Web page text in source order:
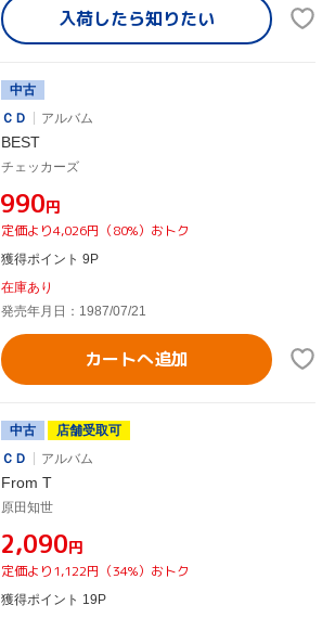
入荷したら知りたい
中古
ＣＤ
アルバム
BEST
チェッカーズ
¥990円
定価より4,026円（80%）おトク
獲得ポイント 9P
在庫あり
発売年月日：1987/07/21
カートへ追加
中古
店舗受取可
ＣＤ
アルバム
From T
原田知世
¥2,090円
定価より1,122円（34%）おトク
獲得ポイント 19P